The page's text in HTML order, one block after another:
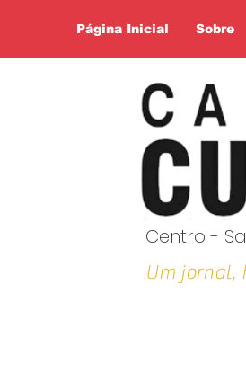
Página Inicial Sobre
Centro -
Um jornal,